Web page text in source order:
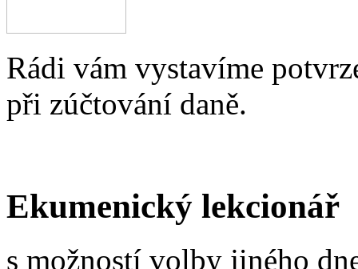
Rádi vám vystavíme
při zúčtování daně.
Ekumenický lekcionář
s možností volby jiného